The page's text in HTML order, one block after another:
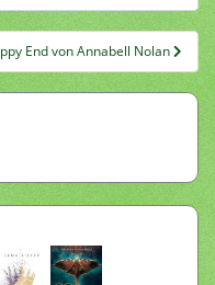
End von Annabell Nolan